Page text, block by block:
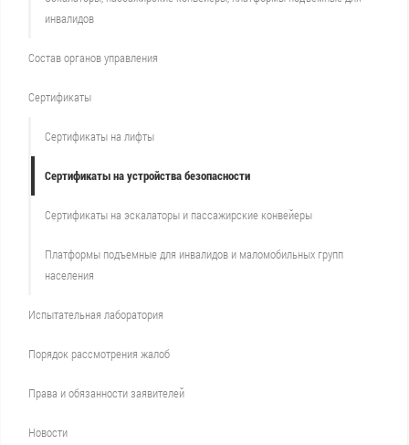
инвалидов
Состав органов управления
Сертификаты
Сертификаты на лифты
Сертификаты на устройства безопасности
Сертификаты на эскалаторы и пассажирские конвейеры
Платформы подъемные для инвалидов и маломобильных групп
населения
Испытательная лаборатория
Порядок рассмотрения жалоб
Права и обязанности заявителей
Новости